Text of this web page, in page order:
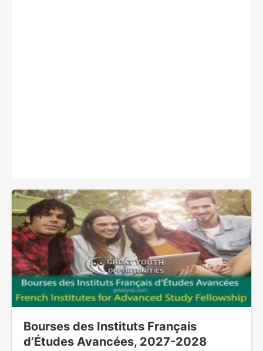
Bourses des Instituts Français
d’Études Avancées, 2027-2028